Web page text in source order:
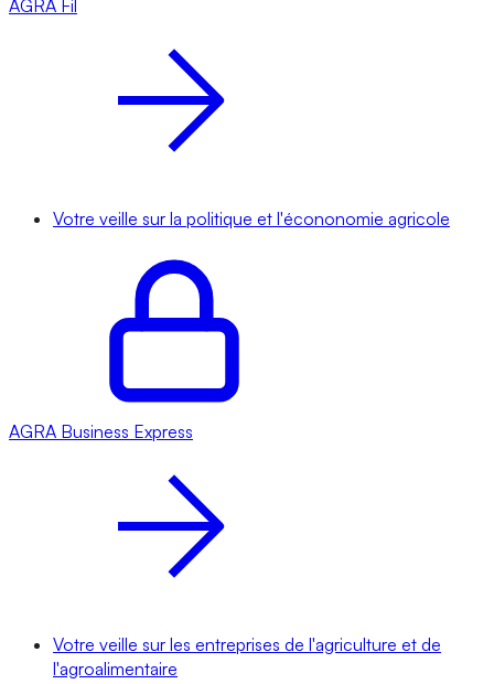
AGRA Fil
Votre veille sur la politique et l'écononomie agricole
AGRA Business Express
Votre veille sur les entreprises de l'agriculture et de
l'agroalimentaire